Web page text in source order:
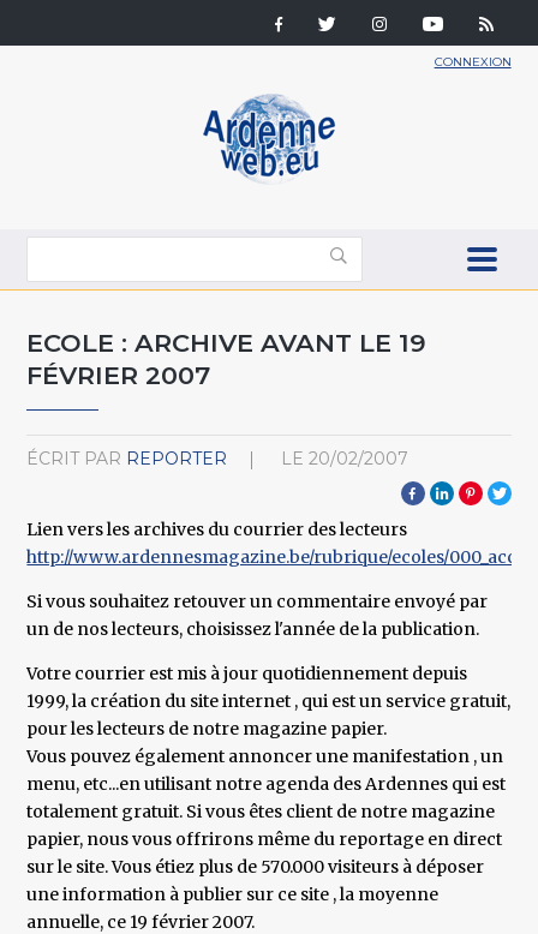
CONNEXION
ECOLE : ARCHIVE AVANT LE 19
FÉVRIER 2007
ÉCRIT PAR REPORTER LE 20/02/2007
Lien vers les archives du courrier des lecteurs
http://www.ardennesmagazine.be/rubrique/ecoles/
Si vous souhaitez retouver un commentaire envoyé par
un de nos lecteurs, choisissez l'année de la publication.
Votre courrier est mis à jour quotidiennement depuis
1999, la création du site internet , qui est un service gratuit,
pour les lecteurs de notre magazine papier.
Vous pouvez également annoncer une manifestation , un
menu, etc...en utilisant notre agenda des Ardennes qui est
totalement gratuit. Si vous êtes client de notre magazine
papier, nous vous offrirons même du reportage en direct
sur le site. Vous étiez plus de 570.000 visiteurs à déposer
une information à publier sur ce site , la moyenne
annuelle, ce 19 février 2007.